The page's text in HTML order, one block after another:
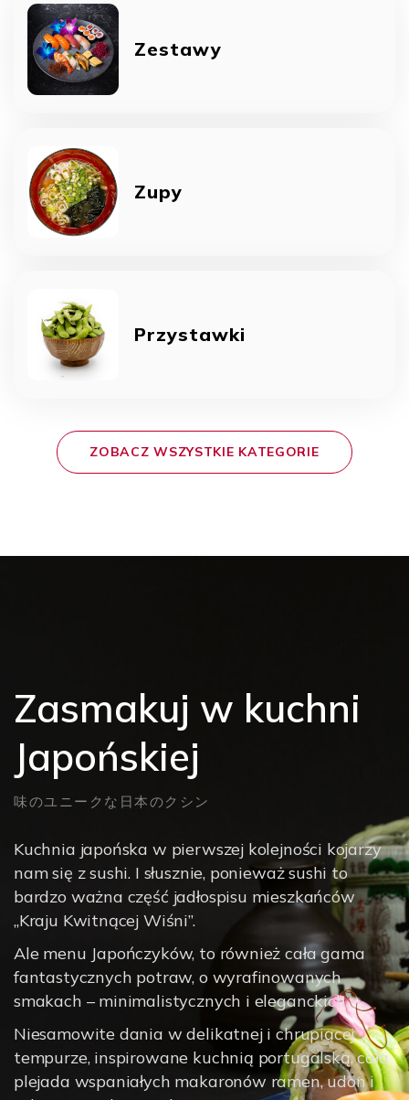
Zestawy
Zupy
Przystawki
ZOBACZ WSZYSTKIE KATEGORIE
Zasmakuj w kuchni
Japońskiej
味のユニークな日本のクシン
Kuchnia japońska w pierwszej kolejności kojarzy
nam się z sushi. I słusznie, ponieważ sushi to
bardzo ważna część jadłospisu mieszkańców
„Kraju Kwitnącej Wiśni”.
Ale menu Japończyków, to również cała gama
fantastycznych potraw, o wyrafinowanych
smakach – minimalistycznych i eleganckich.
Niesamowite dania w delikatnej i chrupiącej
tempurze, inspirowane kuchnią portugalską, cała
plejada wspaniałych makaronów ramen, udon i